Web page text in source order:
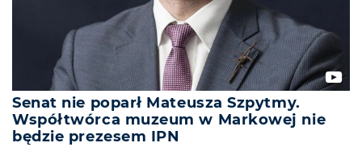
Senat nie poparł Mateusza Szpytmy.
Współtwórca muzeum w Markowej nie
będzie prezesem IPN